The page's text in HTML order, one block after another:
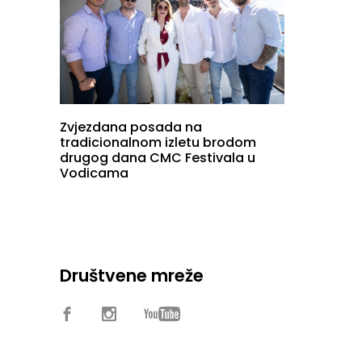
Zvjezdana posada na
tradicionalnom izletu brodom
drugog dana CMC Festivala u
Vodicama
Društvene mreže